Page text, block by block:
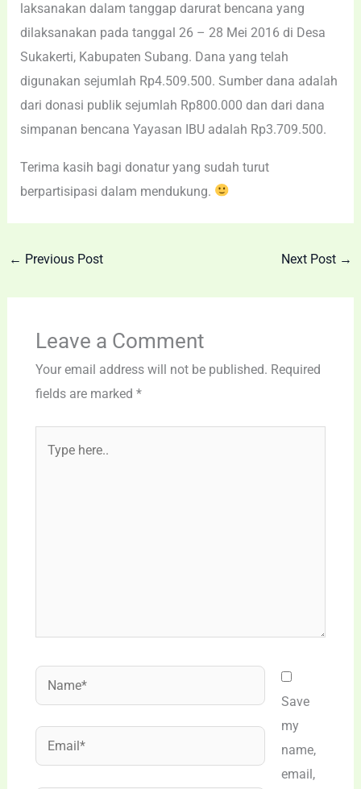
laksanakan dalam tanggap darurat bencana yang
dilaksanakan pada tanggal 26 – 28 Mei 2016 di Desa
Sukakerti, Kabupaten Subang. Dana yang telah
digunakan sejumlah Rp4.509.500. Sumber dana adalah
dari donasi publik sejumlah Rp800.000 dan dari dana
simpanan bencana Yayasan IBU adalah Rp3.709.500.
Terima kasih bagi donatur yang sudah turut
berpartisipasi dalam mendukung.
← Previous Post Next Post →
Leave a Comment
Your email address will not be published. Required
fields are marked *
here..
Email*
Save
my
name,
email,